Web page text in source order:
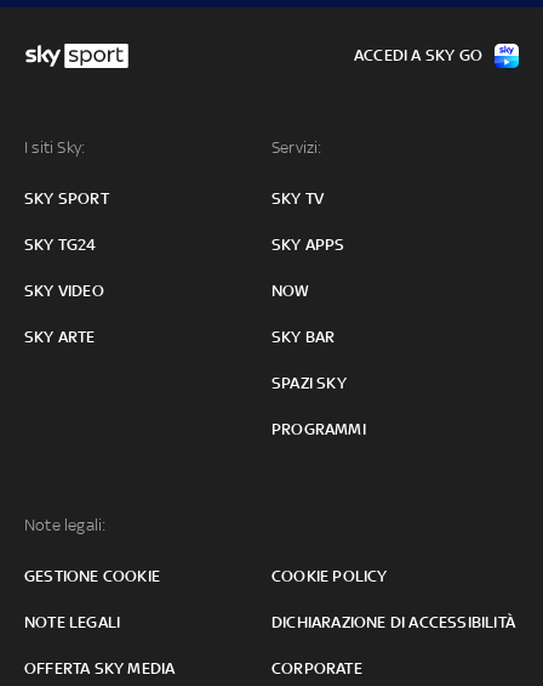
I siti Sky:
SKY SPORT
SKY TG24
SKY VIDEO
SKY ARTE
Servizi:
SKY TV
SKY APPS
NOW
SKY BAR
SPAZI SKY
PROGRAMMI
Note legali:
GESTIONE COOKIE COOKIE POLICY
NOTE LEGALI DICHIARAZIONE DI ACCESSIBILITÀ
OFFERTA SKY MEDIA CORPORATE
ACCEDI A SKY GO